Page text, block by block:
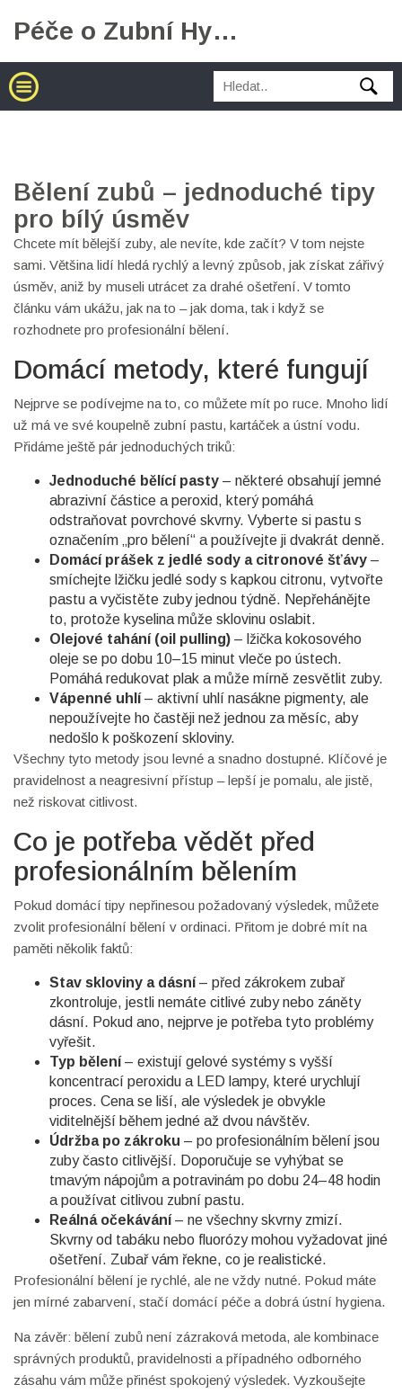
Péče o Zubní Hygienu
Bělení zubů – jednoduché tipy
pro bílý úsměv
Chcete mít bělejší zuby, ale nevíte, kde začít? V tom nejste
sami. Většina lidí hledá rychlý a levný způsob, jak získat zářivý
úsměv, aniž by museli utrácet za drahé ošetření. V tomto
článku vám ukážu, jak na to – jak doma, tak i když se
rozhodnete pro profesionální bělení.
Domácí metody, které fungují
Nejprve se podívejme na to, co můžete mít po ruce. Mnoho lidí
už má ve své koupelně zubní pastu, kartáček a ústní vodu.
Přidáme ještě pár jednoduchých triků:
Jednoduché bělící pasty – některé obsahují jemné
abrazivní částice a peroxid, který pomáhá
odstraňovat povrchové skvrny. Vyberte si pastu s
označením „pro bělení“ a používejte ji dvakrát denně.
Domácí prášek z jedlé sody a citronové šťávy –
smíchejte lžičku jedlé sody s kapkou citronu, vytvořte
pastu a vyčistěte zuby jednou týdně. Nepřehánějte
to, protože kyselina může sklovinu oslabit.
Olejové tahání (oil pulling) – lžička kokosového
oleje se po dobu 10–15 minut vleče po ústech.
Pomáhá redukovat plak a může mírně zesvětlit zuby.
Vápenné uhlí– aktivní uhlí nasákne pigmenty, ale
nepoužívejte ho častěji než jednou za měsíc, aby
nedošlo k poškození skloviny.
Všechny tyto metody jsou levné a snadno dostupné. Klíčové je
pravidelnost a neagresivní přístup – lepší je pomalu, ale jistě,
než riskovat citlivost.
Co je potřeba vědět před
profesionálním bělením
Pokud domácí tipy nepřinesou požadovaný výsledek, můžete
zvolit profesionální bělení v ordinaci. Přitom je dobré mít na
paměti několik faktů:
Stav skloviny a dásní– před zákrokem zubař
zkontroluje, jestli nemáte citlivé zuby nebo záněty
dásní. Pokud ano, nejprve je potřeba tyto problémy
vyřešit.
Typ bělení– existují gelové systémy s vyšší
koncentrací peroxidu a LED lampy, které urychlují
proces. Cena se liší, ale výsledek je obvykle
viditelnější během jedné až dvou návštěv.
Údržba po zákroku – po profesionálním bělení jsou
zuby často citlivější. Doporučuje se vyhýbat se
tmavým nápojům a potravinám po dobu 24–48 hodin
a používat citlivou zubní pastu.
Reálná očekávání– ne všechny skvrny zmizí.
Skvrny od tabáku nebo fluorózy mohou vyžadovat jiné
ošetření. Zubař vám řekne, co je realistické.
Profesionální bělení je rychlé, ale ne vždy nutné. Pokud máte
jen mírné zabarvení, stačí domácí péče a dobrá ústní hygiena.
Na závěr: bělení zubů není zázraková metoda, ale kombinace
správných produktů, pravidelnosti a případného odborného
zásahu vám může přinést spokojený výsledek. Vyzkoušejte